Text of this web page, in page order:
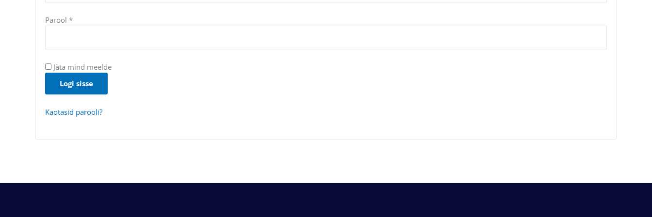
Parool *
Jäta mind meelde
Logi sisse
Kaotasid parooli?